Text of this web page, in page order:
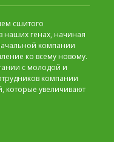
сшитого
наших генах, начиная
компании
ко всему новому.
с молодой и
компании
которые увеличивают